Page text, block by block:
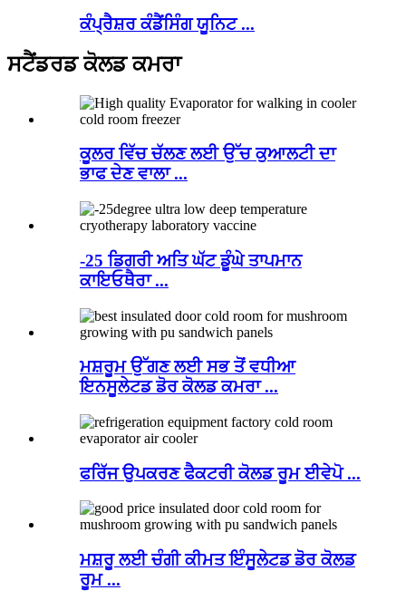
ਕੰਪ੍ਰੈਸ਼ਰ ਕੰਡੈਂਸਿੰਗ ਯੂਨਿਟ ...
ਸਟੈਂਡਰਡ ਕੋਲਡ ਕਮਰਾ
ਕੂਲਰ ਵਿੱਚ ਚੱਲਣ ਲਈ ਉੱਚ ਕੁਆਲਟੀ ਦਾ
ਭਾਫ ਦੇਣ ਵਾਲਾ ...
-25 ਡਿਗਰੀ ਅਤਿ ਘੱਟ ਡੂੰਘੇ ਤਾਪਮਾਨ
ਕਾਇਓਥੈਰਾ ...
ਮਸ਼ਰੂਮ ਉੱਗਣ ਲਈ ਸਭ ਤੋਂ ਵਧੀਆ
ਇਨਸੂਲੇਟਡ ਡੋਰ ਕੋਲਡ ਕਮਰਾ ...
ਫਰਿੱਜ ਉਪਕਰਣ ਫੈਕਟਰੀ ਕੋਲਡ ਰੂਮ ਈਵੇਪੋ ...
ਮਸ਼ਰੂ ਲਈ ਚੰਗੀ ਕੀਮਤ ਇੰਸੂਲੇਟਡ ਡੋਰ ਕੋਲਡ
ਰੂਮ ...